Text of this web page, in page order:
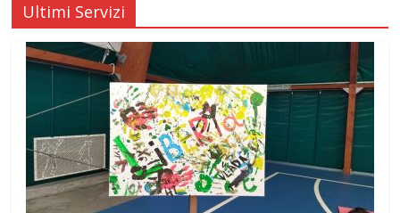
Ultimi Servizi